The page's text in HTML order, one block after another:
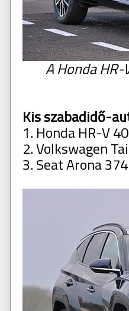
A Honda
Kis szabadidő-
1. Honda HR-V
2. Volkswagen
3. Seat Arona